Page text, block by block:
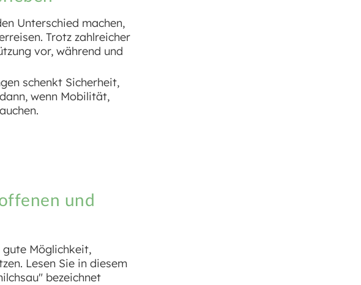
Unterschied machen,
Trotz zahlreicher
vor, während und
schenkt Sicherheit,
wenn Mobilität,
und
Möglichkeit,
Lesen Sie in diesem
bezeichnet